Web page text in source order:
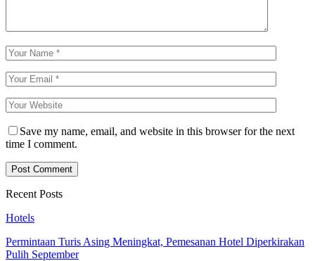
Save my name, email, and website in this browser for the next
time I comment.
Recent Posts
Hotels
Permintaan Turis Asing Meningkat, Pemesanan Hotel Diperkirakan
Pulih September